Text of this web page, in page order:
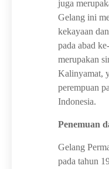
juga
Gelang ini
kekayaan
pada abad
merupakan
Kalinyamat,
perempuan
Indonesia.
Penemuan
Gelang
pada tahun